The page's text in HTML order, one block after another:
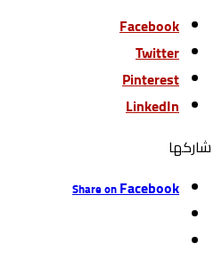
Facebook
Twitter
Pinterest
LinkedIn
‫‫ شاركها‬
Share onFacebook